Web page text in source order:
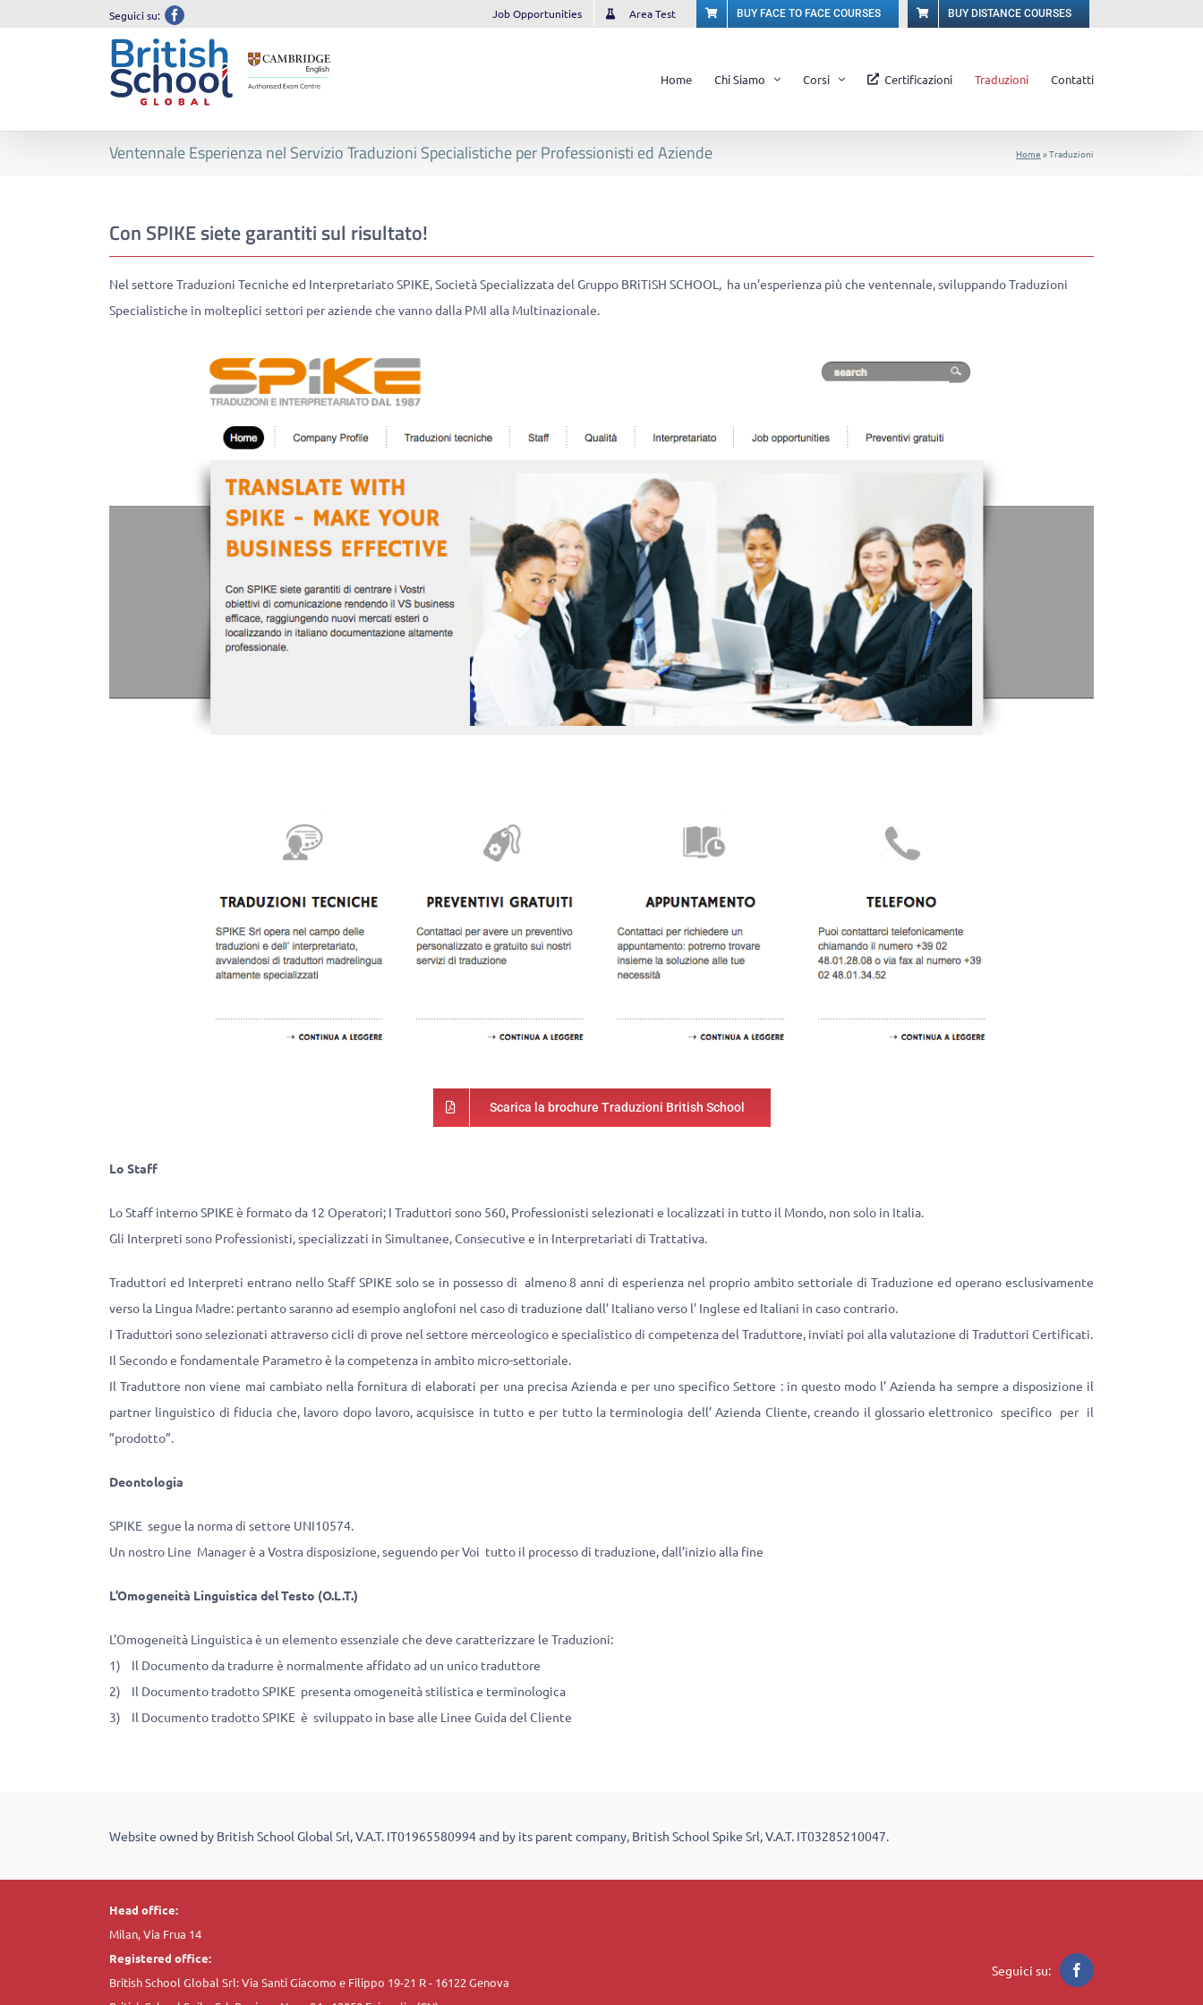
Facebook Job Opportunities Area Test BUY FACE TO FACE COURSES BUY DISTANCE COURSES
Home Chi Siamo Corsi Certificazioni Traduzioni Contatti
Ventennale Esperienza nel Servizio Traduzioni Specialistiche per Professionisti ed Aziende Home »Traduzioni
Con SPIKE siete garantiti sul risultato!
Nel settore Traduzioni Tecniche ed Interpretariato SPIKE, Società Specializzata del Gruppo BRiTiSH SCHOOL, ha un’esperienza più che ventennale, sviluppando Traduzioni
Specialistiche in molteplici settori per aziende che vanno dalla PMI alla Multinazionale.
Scarica la brochure Traduzioni British School
Lo Staff
Lo Staff interno SPIKE è formato da 12 Operatori; I Traduttori sono 560, Professionisti selezionati e localizzati in tutto il Mondo, non solo in Italia.
Gli Interpreti sono Professionisti, specializzati in Simultanee, Consecutive e in Interpretariati di Trattativa.
Traduttori ed Interpreti entrano nello Staff SPIKE solo se in possesso di almeno 8 anni di esperienza nel proprio ambito settoriale di Traduzione ed operano esclusivamente
verso la Lingua Madre: pertanto saranno ad esempio anglofoni nel caso di traduzione dall’ Italiano verso l’ Inglese ed Italiani in caso contrario.
I Traduttori sono selezionati attraverso cicli di prove nel settore merceologico e specialistico di competenza del Traduttore, inviati poi alla valutazione di Traduttori Certificati.
Il Secondo e fondamentale Parametro è la competenza in ambito micro-settoriale.
Il Traduttore non viene mai cambiato nella fornitura di elaborati per una precisa Azienda e per uno specifico Settore : in questo modo l’ Azienda ha sempre a disposizione il
partner linguistico di fiducia che, lavoro dopo lavoro, acquisisce in tutto e per tutto la terminologia dell’ Azienda Cliente, creando il glossario elettronico specifico per il
”prodotto”.
Deontologia
SPIKE segue la norma di settore UNI10574.
Un nostro Line Manager è a Vostra disposizione, seguendo per Voi tutto il processo di traduzione, dall’inizio alla fine
L’Omogeneità Linguistica del Testo (O.L.T.)
L’Omogeneità Linguistica è un elemento essenziale che deve caratterizzare le Traduzioni:
1) Il Documento da tradurre è normalmente affidato ad un unico traduttore
2) Il Documento tradotto SPIKE presenta omogeneità stilistica e terminologica
3) Il Documento tradotto SPIKE è sviluppato in base alle Linee Guida del Cliente
Website owned by British School Global Srl, V.A.T. IT01965580994 and by its parent company, British School Spike Srl, V.A.T. IT03285210047.
Head office:
Milan, Via Frua 14
Registered office:
British School Global Srl: Via Santi Giacomo e Filippo 19-21 R - 16122 Genova
Facebook